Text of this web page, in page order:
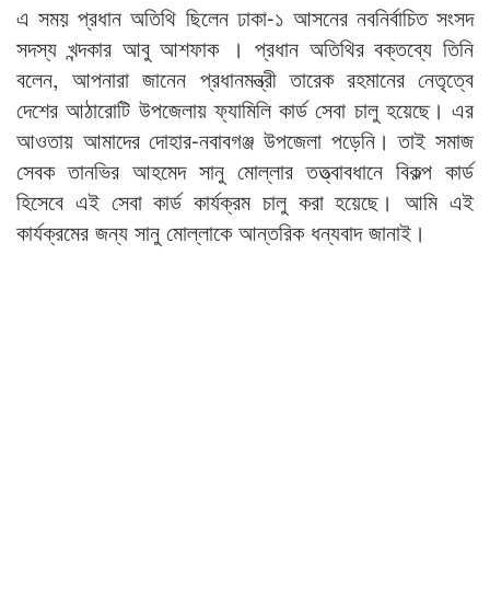
এ সময় প্রধান অতিথি ছিলেন ঢাকা-১ আসনের নবনির্বাচিত সংসদ
সদস্য খন্দকার আবু আশফাক । প্রধান অতিথির বক্তব্যে তিনি
বলেন, আপনারা জানেন প্রধানমন্ত্রী তারেক রহমানের নেতৃত্বে
দেশের আঠারোটি উপজেলায় ফ্যামিলি কার্ড সেবা চালু হয়েছে। এর
আওতায় আমাদের দোহার-নবাবগঞ্জ উপজেলা পড়েনি। তাই সমাজ
সেবক তানভির আহমেদ সানু মোল্লার তত্ত্বাবধানে বিকল্প কার্ড
হিসেবে এই সেবা কার্ড কার্যক্রম চালু করা হয়েছে। আমি এই
কার্যক্রমের জন্য সানু মোল্লাকে আন্তরিক ধন্যবাদ জানাই।